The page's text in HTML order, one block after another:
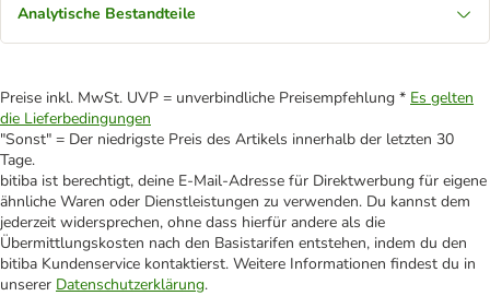
Analytische Bestandteile
Preise inkl. MwSt. UVP = unverbindliche Preisempfehlung * Es gelten
die Lieferbedingungen
"Sonst" = Der niedrigste Preis des Artikels innerhalb der letzten 30
Tage.
bitiba ist berechtigt, deine E-Mail-Adresse für Direktwerbung für eigene
ähnliche Waren oder Dienstleistungen zu verwenden. Du kannst dem
jederzeit widersprechen, ohne dass hierfür andere als die
Übermittlungskosten nach den Basistarifen entstehen, indem du den
bitiba Kundenservice kontaktierst. Weitere Informationen findest du in
unserer Datenschutzerklärung.